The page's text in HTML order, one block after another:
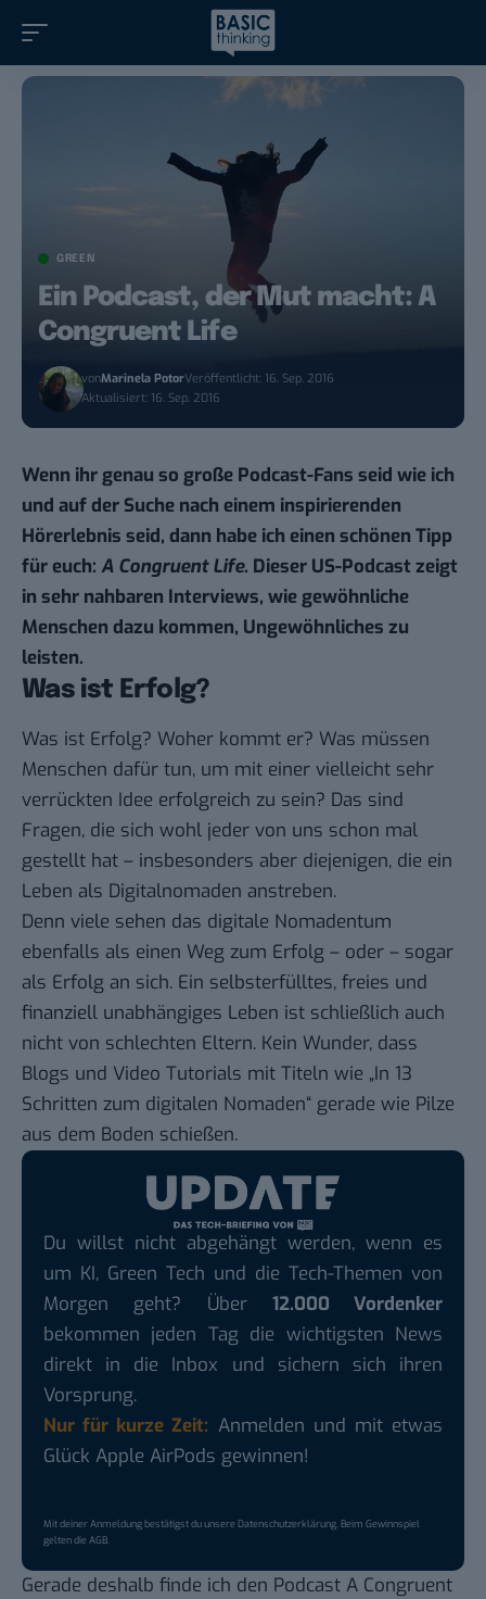
GREEN
Ein Podcast, der Mut macht: A
Congruent Life
vonMarinela PotorVeröffentlicht: 16. Sep. 2016
Aktualisiert: 16. Sep. 2016
Wenn ihr genau so große Podcast-Fans seid wie ich
und auf der Suche nach einem inspirierenden
Hörerlebnis seid, dann habe ich einen schönen Tipp
für euch: A Congruent Life. Dieser US-Podcast zeigt
in sehr nahbaren Interviews, wie gewöhnliche
Menschen dazu kommen, Ungewöhnliches zu
leisten.
Was ist Erfolg?
Was ist Erfolg? Woher kommt er? Was müssen
Menschen dafür tun, um mit einer vielleicht sehr
verrückten Idee erfolgreich zu sein? Das sind
Fragen, die sich wohl jeder von uns schon mal
gestellt hat – insbesonders aber diejenigen, die ein
Leben als Digitalnomaden anstreben.
Denn viele sehen das digitale Nomadentum
ebenfalls als einen Weg zum Erfolg – oder – sogar
als Erfolg an sich. Ein selbsterfülltes, freies und
finanziell unabhängiges Leben ist schließlich auch
nicht von schlechten Eltern. Kein Wunder, dass
Blogs und Video Tutorials mit Titeln wie „In 13
Schritten zum digitalen Nomaden“ gerade wie Pilze
aus dem Boden schießen.
Du willst nicht abgehängt werden, wenn es
um KI, Green Tech und die Tech-Themen von
Morgen geht? Über 12.000 Vordenker
bekommen jeden Tag die wichtigsten News
direkt in die Inbox und sichern sich ihren
Vorsprung.
Nur für kurze Zeit: Anmelden und mit etwas
Glück Apple AirPods gewinnen!
Mit deiner Anmeldung bestätigst du unsereDatenschutzerklärung. Beim Gewinnspiel
gelten dieAGB.
Gerade deshalb finde ich den Podcast A Congruent